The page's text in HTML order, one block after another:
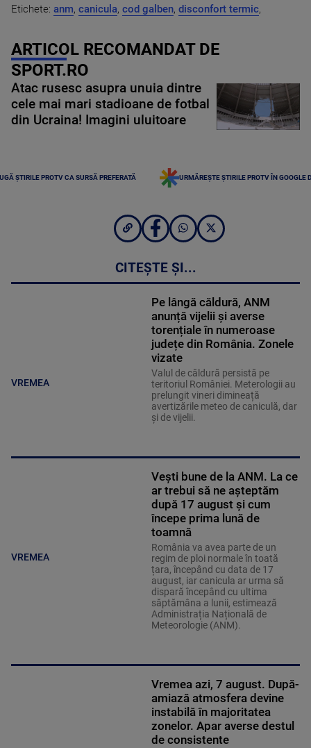
Etichete: anm, canicula, cod galben, disconfort termic,
ARTICOL RECOMANDAT DE
SPORT.RO
Atac rusesc asupra unuia dintre
cele mai mari stadioane de fotbal
din Ucraina! Imagini uluitoare
ȘTIRILE PROTV CA SURSĂ PREFERATĂ URMĂREȘTE ȘTIRILE PROTV ÎN GOOGLE
CITEȘTE ȘI...
VREMEA
Pe lângă căldură, ANM
anunță vijelii și averse
torențiale în numeroase
județe din România. Zonele
vizate
Valul de căldură persistă pe
teritoriul României. Meterologii au
prelungit vineri dimineață
avertizările meteo de caniculă, dar
și de vijelii.
VREMEA
Vești bune de la ANM. La ce
ar trebui să ne așteptăm
după 17 august și cum
începe prima lună de
toamnă
România va avea parte de un
regim de ploi normale în toată
țara, începând cu data de 17
august, iar canicula ar urma să
dispară începând cu ultima
săptămâna a lunii, estimează
Administrația Națională de
Meteorologie (ANM).
Vremea azi, 7 august. După-
amiază atmosfera devine
instabilă în majoritatea
zonelor. Apar averse destul
de consistente